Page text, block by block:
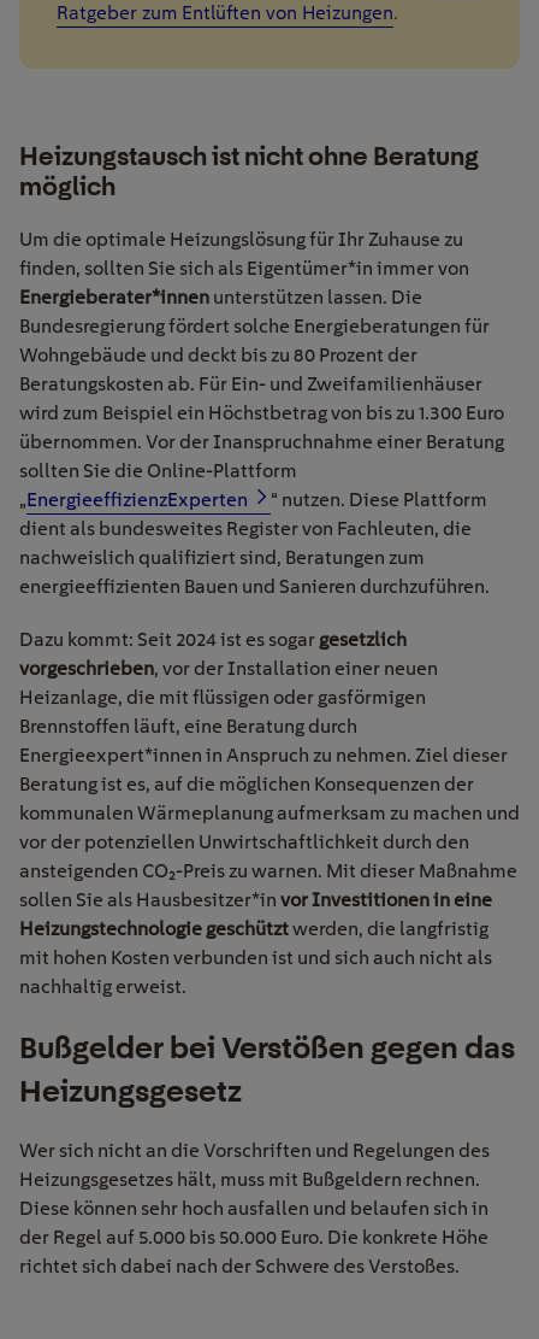
Ratgeber zum Entlüften von Heizungen.
Heizungstausch ist nicht ohne Beratung
möglich
Um die optimale Heizungslösung für Ihr Zuhause zu
finden, sollten Sie sich als Eigentümer*in immer von
Energieberater*innen unterstützen lassen. Die
Bundesregierung fördert solche Energieberatungen für
Wohngebäude und deckt bis zu 80 Prozent der
Beratungskosten ab. Für Ein- und Zweifamilienhäuser
wird zum Beispiel ein Höchstbetrag von bis zu 1.300 Euro
übernommen. Vor der Inanspruchnahme einer Beratung
sollten Sie die Online-Plattform
„EnergieeffizienzExperten
“ nutzen. Diese Plattform
dient als bundesweites Register von Fachleuten, die
nachweislich qualifiziert sind, Beratungen zum
energieeffizienten Bauen und Sanieren durchzuführen.
Dazu kommt: Seit 2024 ist es sogar gesetzlich
vorgeschrieben, vor der Installation einer neuen
Heizanlage, die mit flüssigen oder gasförmigen
Brennstoffen läuft, eine Beratung durch
Energieexpert*innen in Anspruch zu nehmen. Ziel dieser
Beratung ist es, auf die möglichen Konsequenzen der
kommunalen Wärmeplanung aufmerksam zu machen und
vor der potenziellen Unwirtschaftlichkeit durch den
ansteigenden CO₂-Preis zu warnen. Mit dieser Maßnahme
sollen Sie als Hausbesitzer*in vor Investitionen in eine
Heizungstechnologie geschütztwerden, die langfristig
mit hohen Kosten verbunden ist und sich auch nicht als
nachhaltig erweist.
Bußgelder bei Verstößen gegen das
Heizungsgesetz
Wer sich nicht an die Vorschriften und Regelungen des
Heizungsgesetzes hält, muss mit Bußgeldern rechnen.
Diese können sehr hoch ausfallen und belaufen sich in
der Regel auf 5.000 bis 50.000 Euro. Die konkrete Höhe
richtet sich dabei nach der Schwere des Verstoßes.